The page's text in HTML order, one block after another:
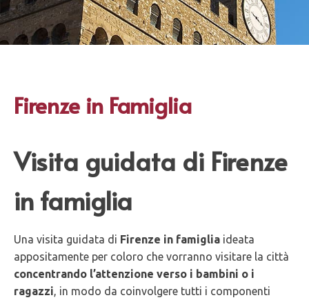
Firenze in Famiglia
Visita guidata di Firenze
in famiglia
Una visita guidata di Firenze in famiglia ideata
appositamente per coloro che vorranno visitare la città
concentrando l’attenzione verso i bambini o i
ragazzi, in modo da coinvolgere tutti i componenti